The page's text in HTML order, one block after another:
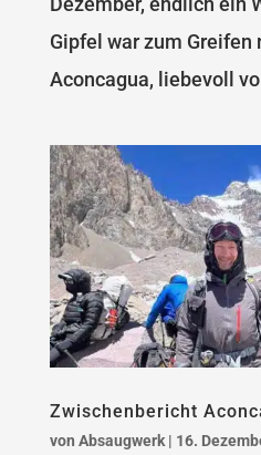
Gipfel war zum
Aconcagua, liebevoll
Zwischenbericht
von Absaugwerk| 16.